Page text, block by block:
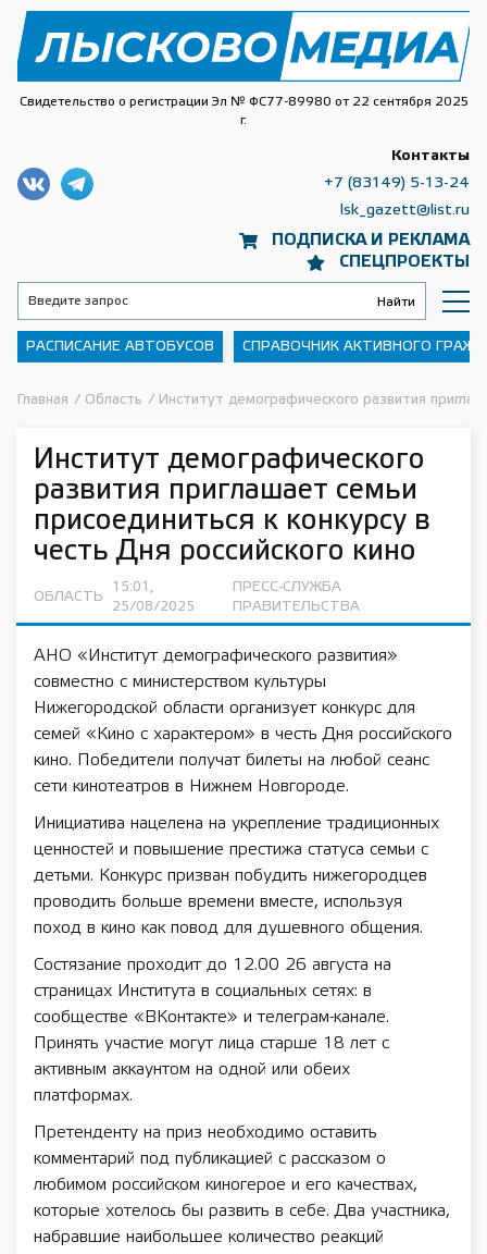
Свидетельство о регистрации Эл № ФС77-89980 от 22 сентября 2025
г.
ПОДПИСКА И РЕКЛАМА
СПЕЦПРОЕКТЫ
Контакты
+7 (83149) 5-13-24
lsk_gazett@list.ru
РАСПИСАНИЕ АВТОБУСОВ СПРАВОЧНИК АКТИВНОГО
Главная / Область / Институт демографического развития
Институт демографического
развития приглашает семьи
присоединиться к конкурсу в
честь Дня российского кино
ОБЛАСТЬ
15:01,
25/08/2025
ПРЕСС-СЛУЖБА
ПРАВИТЕЛЬСТВА
АНО «Институт демографического развития»
совместно с министерством культуры
Нижегородской области организует конкурс для
семей «Кино с характером» в честь Дня российского
кино. Победители получат билеты на любой сеанс
сети кинотеатров в Нижнем Новгороде.
Инициатива нацелена на укрепление традиционных
ценностей и повышение престижа статуса семьи с
детьми. Конкурс призван побудить нижегородцев
проводить больше времени вместе, используя
поход в кино как повод для душевного общения.
Состязание проходит до 12.00 26 августа на
страницах Института в социальных сетях: в
сообществе «ВКонтакте» и телеграм-канале.
Принять участие могут лица старше 18 лет с
активным аккаунтом на одной или обеих
платформах.
Претенденту на приз необходимо оставить
комментарий под публикацией с рассказом о
любимом российском киногерое и его качествах,
которые хотелось бы развить в себе. Два участника,
набравшие наибольшее количество реакций